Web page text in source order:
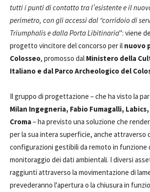
tutti i punti di contatto tra l’esistente e il
perimetro, con gli accessi dal “corridoio di
Triumphalis e dalla Porta Libitinaria": viene
progetto vincitore del concorso per il nuovo
Colosseo, promosso dal Ministero della
Italiano e dal Parco Archeologico del
Il gruppo di progettazione – che ha visto la
Milan Ingegneria, Fabio Fumagalli,
Croma– ha previsto una soluzione che
per la sua intera superficie, anche attraverso
configurazioni gestibili da remoto in funzione
monitoraggio dei dati ambientali. I diversi
raggiunti attraverso la movimentazione di
prevederanno l'apertura o la chiusura in